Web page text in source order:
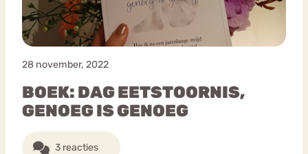
28 november, 2022
BOEK: DAG EETSTOORNIS,
GENOEG IS GENOEG
3 reacties